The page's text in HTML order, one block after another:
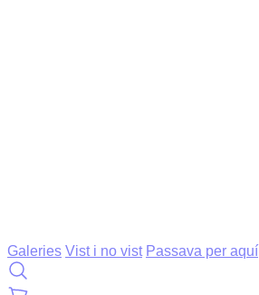
Galeries Vist i no vist Passava per aquí